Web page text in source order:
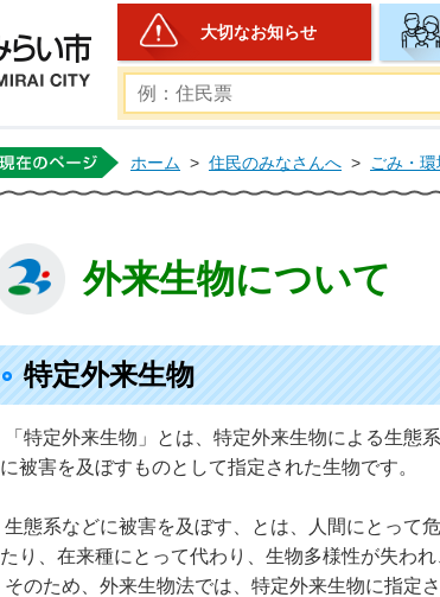
つくばみらい市公式ホームページ
大切なお知らせ
ホーム > 住民のみなさんへ > ごみ・
外来生物について
特定外来生物
「特定外来生物」とは、特定外来生物による生態
に被害を及ぼすものとして指定された生物です。
生態系などに被害を及ぼす、とは、人間にとって
たり、在来種にとって代わり、生物多様性が失わ
そのため、外来生物法では、特定外来生物に指定